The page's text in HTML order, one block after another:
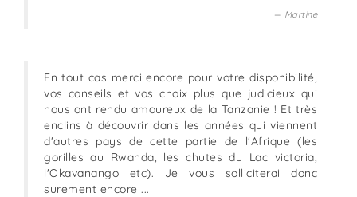
Martine
En tout cas merci encore pour votre disponibilité,
vos conseils et vos choix plus que judicieux qui
nous ont rendu amoureux de la Tanzanie ! Et très
enclins à découvrir dans les années qui viennent
d'autres pays de cette partie de l'Afrique (les
gorilles au Rwanda, les chutes du Lac victoria,
l'Okavanango etc). Je vous solliciterai donc
surement encore ...